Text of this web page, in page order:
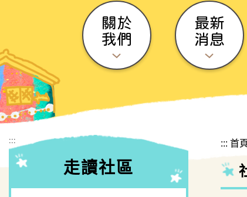
關於
我們
最新
消息
:::
走讀社區
::: 首頁